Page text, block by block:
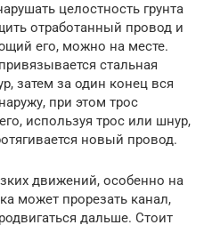
целостность грунта
отработанный провод и
его, можно на месте.
стальная
затем за один конец вся
при этом трос
используя трос или шнур,
новый провод.
движений, особенно на
может прорезать канал,
дальше. Стоит